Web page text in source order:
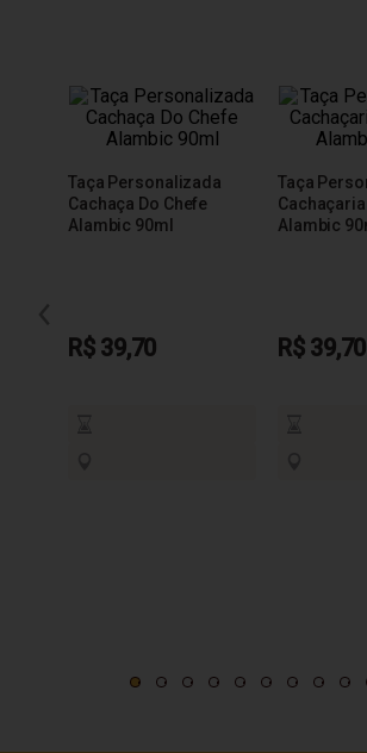
Taça Personalizada
Cachaça Do Chefe
Alambic 90ml
R$ 39,70
Taça
Alambic
R$ 39,70